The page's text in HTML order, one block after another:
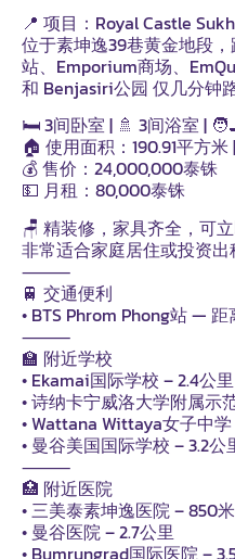
📍 项目：Royal Castle
位于素坤逸39巷黄金地段
站、Emporium商场、
和 Benjasiri公园 仅几分钟路
🛏 3间卧室 | 🚿 3间浴室 |
🏠 使用面积：190.91平方米
💰 售价：24,000,000泰铢
💵 月租：80,000泰铢
🪑 精装修，家具齐全，可立
非常适合家庭居住或投资出
⸻
🚆 交通便利
• BTS Phrom Phong站 —
⸻
🏫 附近学校
• Ekamai国际学校 – 2.4公里
• 诗纳卡宁威洛大学附属示
• Wattana Wittaya女子中学
• 曼谷美国国际学校 – 3.2公
⸻
🏥 附近医院
• 三美泰素坤逸医院 – 850米
• 曼谷医院 – 2.7公里
• Bumrungrad国际医院 –